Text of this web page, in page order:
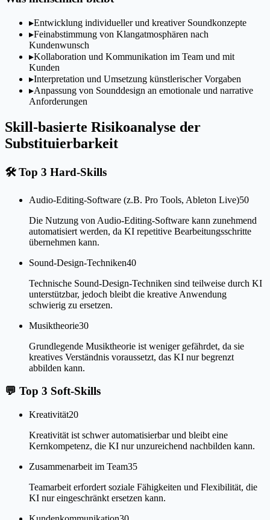
▸Entwicklung individueller und kreativer Soundkonzepte
▸Feinabstimmung von Klangatmosphären nach
Kundenwunsch
▸Kollaboration und Kommunikation im Team und mit
Kunden
▸Interpretation und Umsetzung künstlerischer Vorgaben
▸Anpassung von Sounddesign an emotionale und narrative
Anforderungen
Skill-basierte Risikoanalyse der
Substituierbarkeit
🛠Top 3 Hard-Skills
Audio-Editing-Software (z.B. Pro Tools, Ableton Live)50
Die Nutzung von Audio-Editing-Software kann zunehmend
automatisiert werden, da KI repetitive Bearbeitungsschritte
übernehmen kann.
Sound-Design-Techniken40
Technische Sound-Design-Techniken sind teilweise durch KI
unterstützbar, jedoch bleibt die kreative Anwendung
schwierig zu ersetzen.
Musiktheorie30
Grundlegende Musiktheorie ist weniger gefährdet, da sie
kreatives Verständnis voraussetzt, das KI nur begrenzt
abbilden kann.
💬 Top 3 Soft-Skills
Kreativität20
Kreativität ist schwer automatisierbar und bleibt eine
Kernkompetenz, die KI nur unzureichend nachbilden kann.
Zusammenarbeit im Team35
Teamarbeit erfordert soziale Fähigkeiten und Flexibilität, die
KI nur eingeschränkt ersetzen kann.